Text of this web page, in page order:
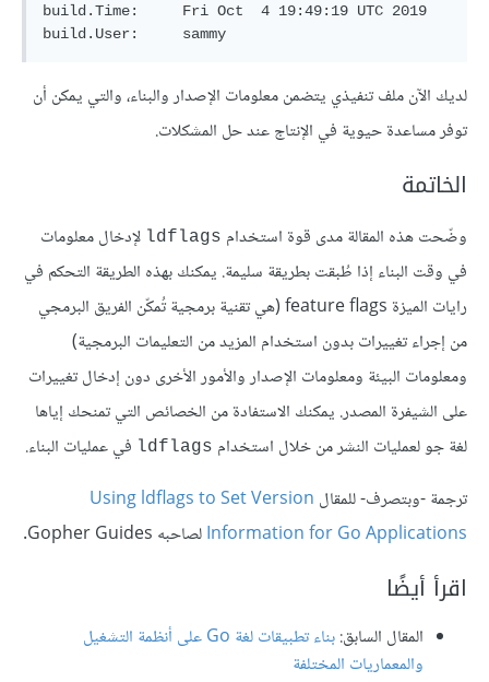
build.Time:     Fri Oct  4 19:49:19 UTC 2019
لديك الآن ملف تنفيذي يتضمن معلومات الإصدار والبناء، والتي يمكن أن
توفر مساعدة حيوية في الإنتاج عند حل المشكلات.
الخاتمة
وضّحت هذه المقالة مدى قوة استخدام ldflags لإدخال معلومات
في وقت البناء إذا طُبقت بطريقة سليمة. يمكنك بهذه الطريقة التحكم في
رايات الميزة feature flags (هي تقنية برمجية تُمكّن الفريق البرمجي
من إجراء تغييرات بدون استخدام المزيد من التعليمات البرمجية)
ومعلومات البيئة ومعلومات الإصدار والأمور الأخرى دون إدخال تغييرات
على الشيفرة المصدر. يمكنك الاستفادة من الخصائص التي تمنحك إياها
لغة جو لعمليات النشر من خلال استخدام ldflags في عمليات البناء.
ترجمة -وبتصرف- للمقال Using ldflags to Set Version
Information for Go Applicationsلصاحبه Gopher Guides.
اقرأ أيضًا
المقال السابق:
بناء تطبيقات لغة Go على أنظمة التشغيل
والمعماريات المختلفة